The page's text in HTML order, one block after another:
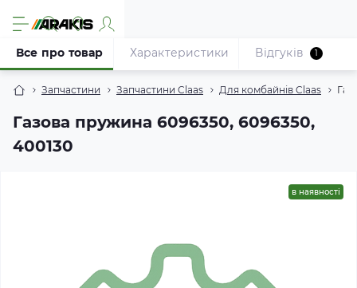
Запчастини Запчастини Claas Для комбайнів Claas
Газова пружина 6096350, 6096350,
400130
Все про товар Характеристики Відгуків 1
в наявності